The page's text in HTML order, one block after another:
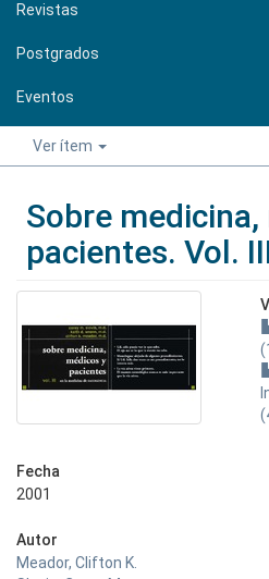
Revistas
Postgrados
Eventos
Ver ítem
Sobre
pacientes. Vol.
Fecha
2001
Autor
Meador, Clifton K.